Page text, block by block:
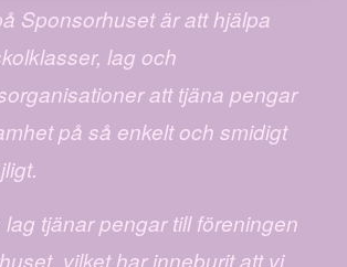
Sponsorhuset är att hjälpa
lag och
att tjäna pengar
på så enkelt och smidigt
tjänar pengar till föreningen
vilket har inneburit att vi